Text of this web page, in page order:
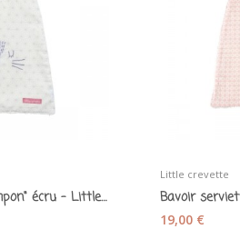
Bavoir serviette "Pompon" écru - Little crevette
Little crevette
19,00 €